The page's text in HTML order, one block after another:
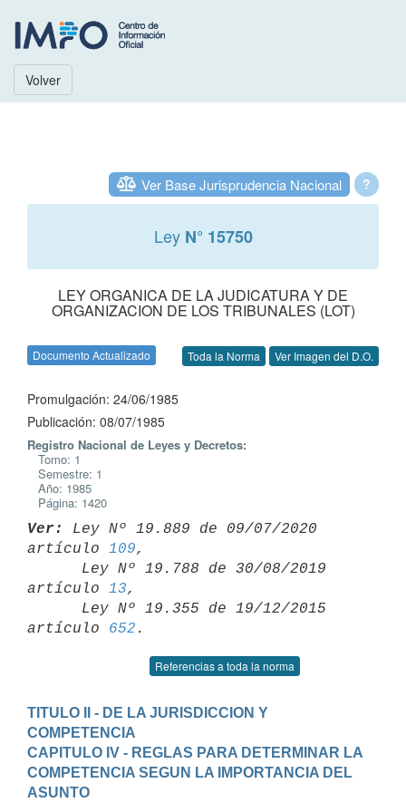
Volver
?
Ver Base Jurisprudencia Nacional
Ley N° 15750
LEY ORGANICA DE LA JUDICATURA Y DE
ORGANIZACION DE LOS TRIBUNALES (LOT)
Documento Actualizado Toda la Norma Ver Imagen del D.O.
Promulgación: 24/06/1985
Publicación: 08/07/1985
Registro Nacional de Leyes y Decretos:
Tomo: 1
Semestre: 1
Año: 1985
Página: 1420
Ver:
Ley Nº 19.889 de 09/07/2020
artículo 109,
artículo 13,
artículo 652
Referencias a toda la norma
TITULO II - DE LA JURISDICCION Y
COMPETENCIA
CAPITULO IV - REGLAS PARA DETERMINAR LA
COMPETENCIA SEGUN LA IMPORTANCIA DEL
ASUNTO